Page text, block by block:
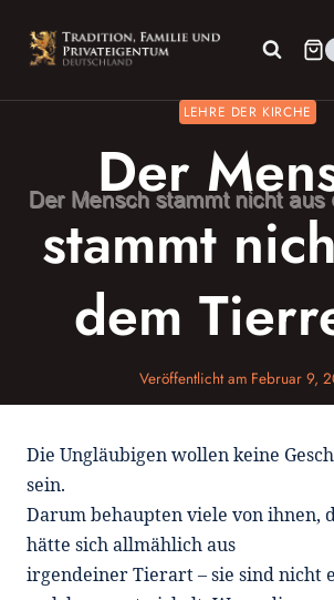
Inhalt
springen
LEHRE DER KIRCHE
Der
stammt
dem
Veröffentlicht am Februar 9,
Die Ungläubigen wollen keine
sein.
Darum behaupten viele von ihnen,
hätte sich allmählich aus
irgendeiner Tierart – sie sind nicht